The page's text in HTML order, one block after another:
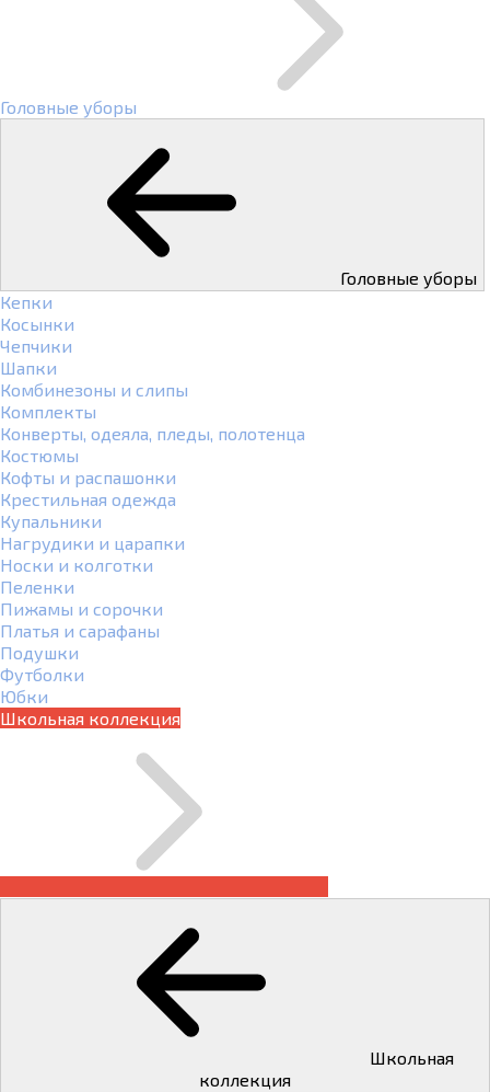
Головные уборы
Головные уборы
Кепки
Косынки
Чепчики
Шапки
Комбинезоны и слипы
Комплекты
Конверты, одеяла, пледы, полотенца
Костюмы
Кофты и распашонки
Крестильная одежда
Купальники
Нагрудики и царапки
Носки и колготки
Пеленки
Пижамы и сорочки
Платья и сарафаны
Подушки
Футболки
Юбки
Школьная коллекция
коллекция